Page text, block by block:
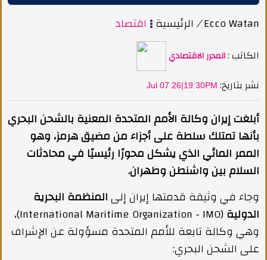
الرئيسية اقتصاد /Ecco Watan
الكاتب :المحرر الاقتصادي
Jul 07 26|19:30PM :نشر بتاريخ
أبلغت إيران وكالة الأمم المتحدة المعنية بالشحن البحري
بأنها تمتلك سلطة على أجزاء من مضيق هرمز، وهو
الممر المائي الذي يشكل محورًا رئيسيًا في محادثات
السلام بين واشنطن وطهران.
وجاء في وثيقة قدمتها إيران إلىالمنظمة البحرية
الدولية
(International Maritime Organization - IMO)،
وهي وكالة تابعة للأمم المتحدة مسؤولة عن الإشراف
على الشحن البحري: